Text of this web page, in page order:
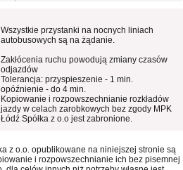
Wszystkie przystanki na nocnych liniach
autobusowych są na żądanie.
Zakłócenia ruchu powodują zmiany czasów
odjazdów
Tolerancja: przyspieszenie - 1 min.
opóźnienie - do 4 min.
Kopiowanie i rozpowszechnianie rozkładów
jazdy w celach zarobkowych bez zgody MPK
Łódź Spółka z o.o jest zabronione.
z o.o. opublikowane na niniejszej stronie są
i rozpowszechnianie ich bez pisemnej